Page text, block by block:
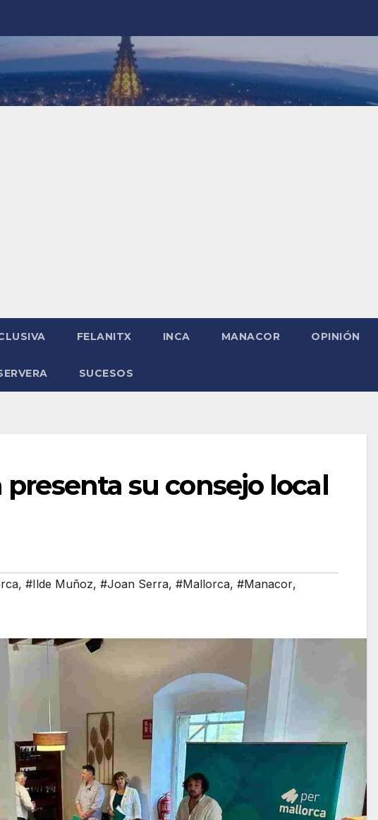
FELANITX INCA MANACOR OPINIÓN
SUCESOS
su consejo local
, #Ilde Muñoz, #Joan Serra, #Mallorca, #Manacor,